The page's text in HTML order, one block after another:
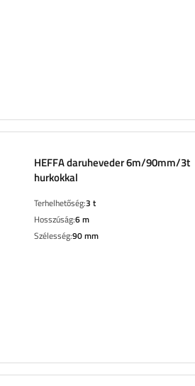
HEFFA daruheveder 6m/90mm/3t
hurkokkal
Terhelhetőség:3 t
Hosszúság:6 m
Szélesség:90 mm